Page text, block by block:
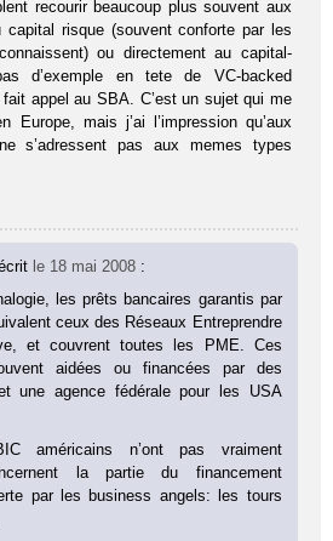
recourir beaucoup plus souvent aux
capital risque (souvent conforte par les
ou directement au capital-
d’exemple en tete de VC-backed
appel au SBA. C’est un sujet qui me
Europe, mais j’ai l’impression qu’aux
s’adressent pas aux memes types
le 18 mai 2008 :
les prêts bancaires garantis par
ceux des Réseaux Entreprendre
et couvrent toutes les PME. Ces
aidées ou financées par des
une agence fédérale pour les USA
américains n’ont pas vraiment
la partie du financement
par les business angels: les tours